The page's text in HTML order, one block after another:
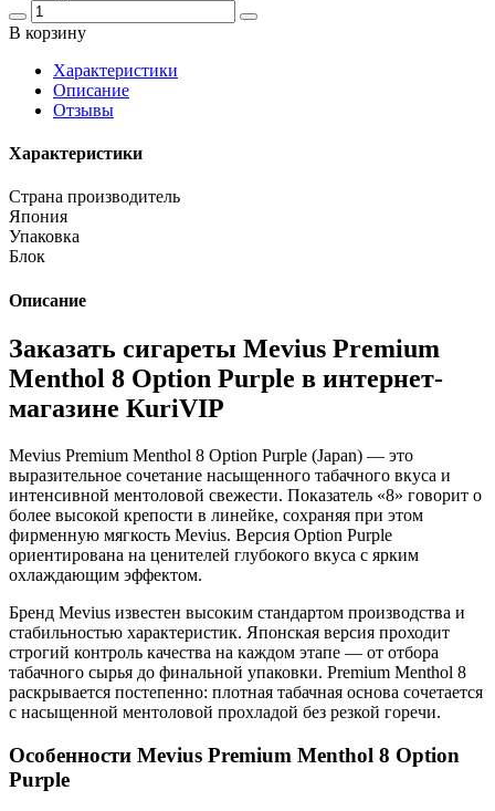
В корзину
Харaктеристики
Описание
Отзывы
Характеристики
Страна производитель
Япония
Упаковка
Блок
Описание
Заказать сигареты Mevius Premium
Menthol 8 Option Purple в интернет-
магазине КuriVIP
Mevius Premium Menthol 8 Option Purple (Japan) — это
выразительное сочетание насыщенного табачного вкуса и
интенсивной ментоловой свежести. Показатель «8» говорит о
более высокой крепости в линейке, сохраняя при этом
фирменную мягкость Mevius. Версия Option Purple
ориентирована на ценителей глубокого вкуса с ярким
охлаждающим эффектом.
Бренд Mevius известен высоким стандартом производства и
стабильностью характеристик. Японская версия проходит
строгий контроль качества на каждом этапе — от отбора
табачного сырья до финальной упаковки. Premium Menthol 8
раскрывается постепенно: плотная табачная основа сочетается
с насыщенной ментоловой прохладой без резкой горечи.
Особенности Mevius Premium Menthol 8 Option
Purple